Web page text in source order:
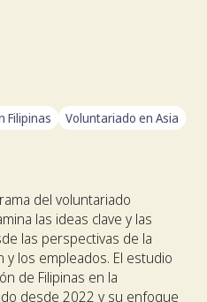
Filipinas Voluntariado en Asia
del voluntariado
las ideas clave y las
las perspectivas de la
y los empleados. El estudio
de Filipinas en la
desde 2022 y su enfoque